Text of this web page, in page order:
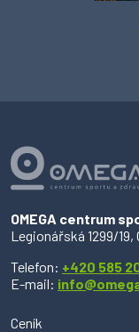
OMEGA centrum
Legionářská 1299/19,
Telefon: +420 585
E-mail:
Ceník